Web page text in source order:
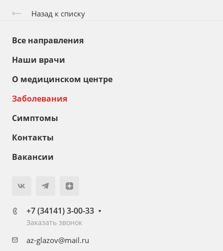
Назад к списку
Все направления
Наши врачи
О медицинском центре
Заболевания
Симптомы
Контакты
Вакансии
+7 (34141) 3-00-33
Заказать звонок
az-glazov@mail.ru